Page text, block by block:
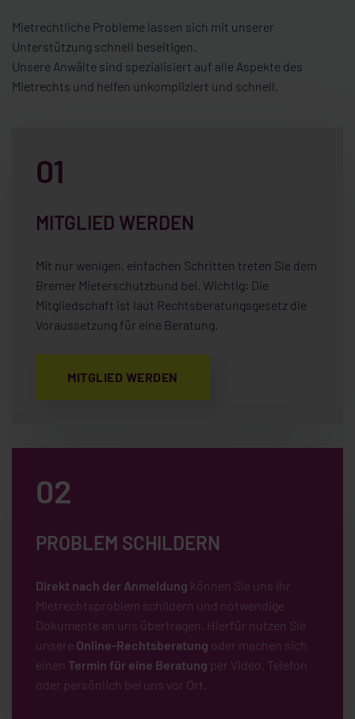
Mietrechtliche Probleme lassen sich mit unserer
Unterstützung schnell beseitigen.
Unsere Anwälte sind spezialisiert auf alle Aspekte des
Mietrechts und helfen unkompliziert und schnell.
01
MITGLIED WERDEN
Mit nur wenigen, einfachen Schritten treten Sie dem
Bremer Mieterschutzbund bei. Wichtig: Die
Mitgliedschaft ist laut Rechtsberatungsgesetz die
Voraussetzung für eine Beratung.
MITGLIED WERDEN
02
PROBLEM SCHILDERN
Direkt nach der Anmeldung können Sie uns ihr
Mietrechtsproblem schildern und notwendige
Dokumente an uns übertragen. Hierfür nutzen Sie
unsere Online-Rechtsberatung oder machen sich
einen Termin für eine Beratung per Video, Telefon
oder persönlich bei uns vor Ort.